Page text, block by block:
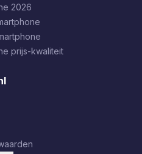
2026
prijs-kwaliteit